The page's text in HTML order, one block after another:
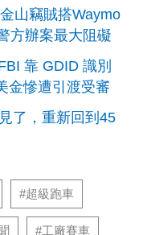
山竊賊搭Waymo
方辦案最大阻礙
靠 GDID 識別
金慘遭引渡受審
了，重新回到45
#超級跑車
#工廠賽車